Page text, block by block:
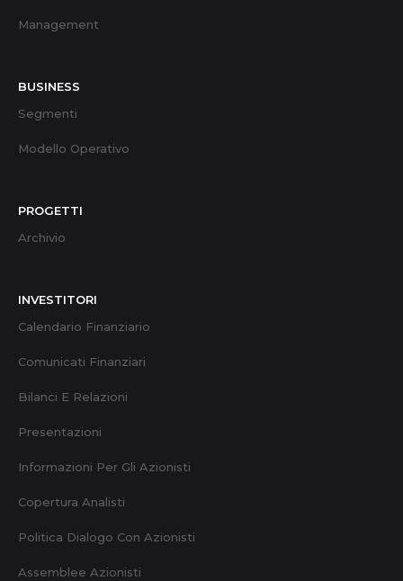
Management
BUSINESS
Segmenti
Modello Operativo
PROGETTI
Archivio
INVESTITORI
Calendario Finanziario
Comunicati Finanziari
Bilanci E Relazioni
Presentazioni
Informazioni Per Gli Azionisti
Copertura Analisti
Politica Dialogo Con Azionisti
Assemblee Azionisti